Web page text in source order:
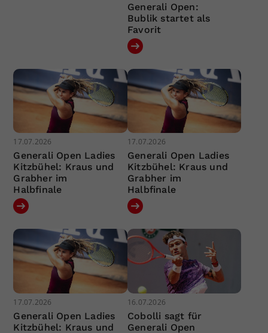
Generali Open:
Bublik startet als
Favorit
17.07.2026
Generali Open Ladies
Kitzbühel: Kraus und
Grabher im
Halbfinale
17.07.2026
Generali Open Ladies
Kitzbühel: Kraus und
Grabher im
Halbfinale
17.07.2026
Generali Open Ladies
Kitzbühel: Kraus und
16.07.2026
Cobolli sagt für
Generali Open